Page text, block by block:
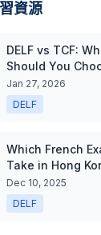
資源
DELF vs TCF:
Should You
Jan 27, 2026
DELF
Which French
Take in Hong
Complete Guide
Dec 10, 2025
DELF